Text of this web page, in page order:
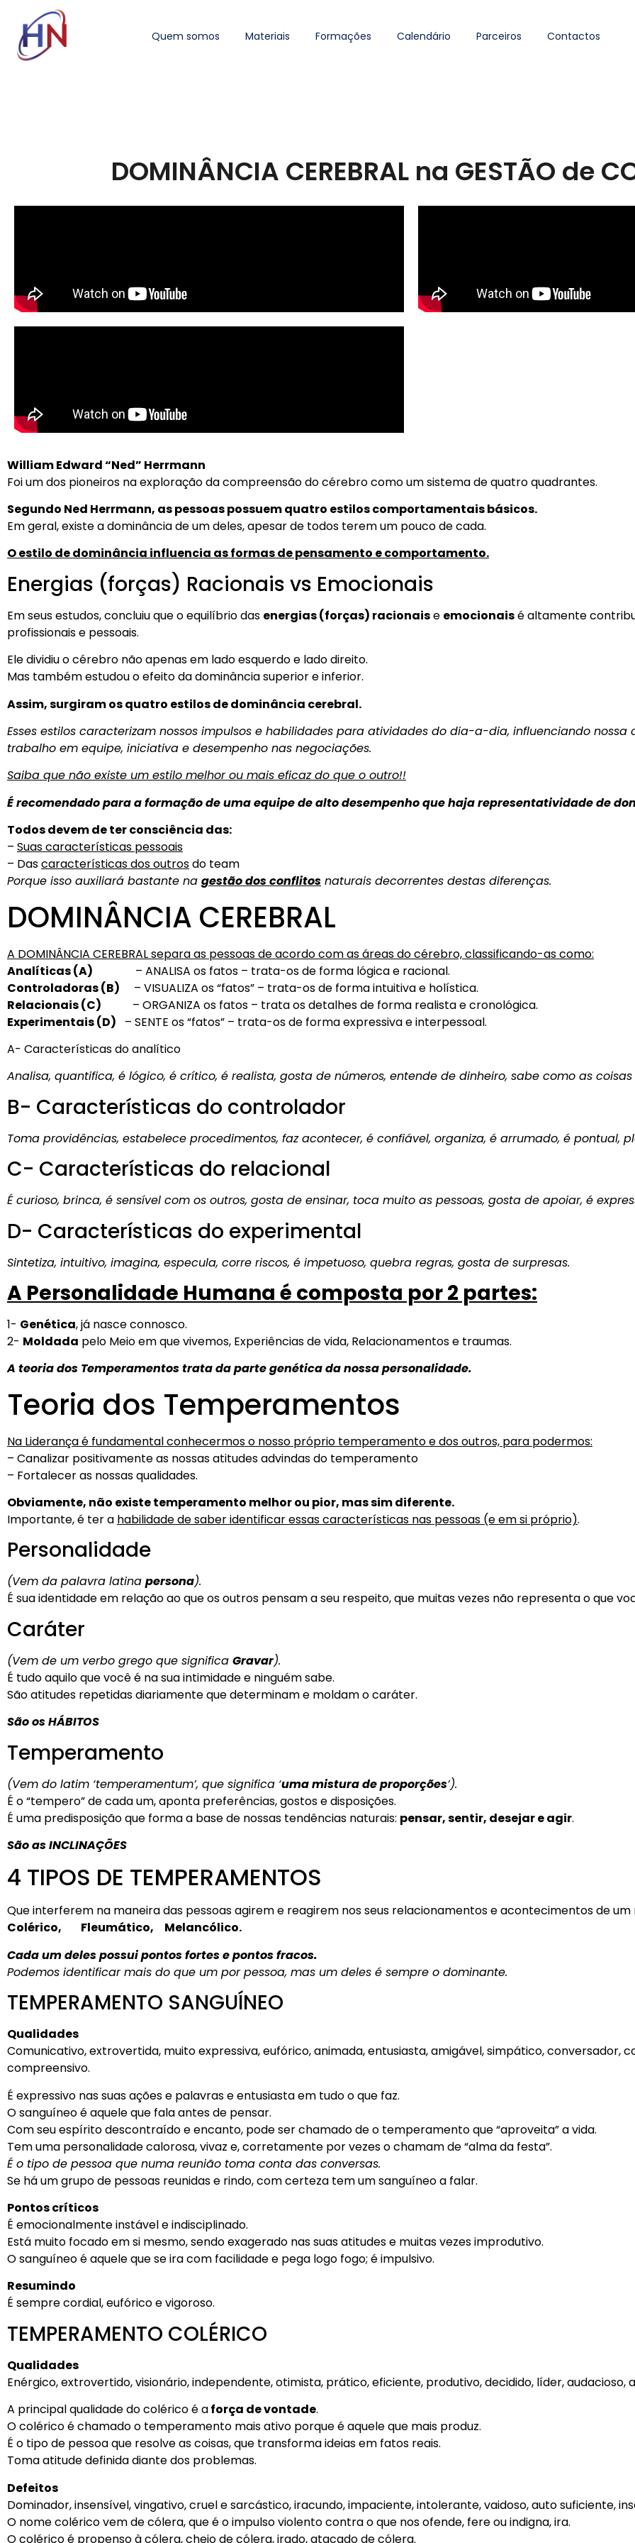
Quem somos Materiais Formações Calendário Parceiros Contactos
DOMINÂNCIA CEREBRAL na GESTÃO de
William Edward “Ned” Herrmann
Foi um dos pioneiros na exploração da compreensão do cérebro como um sistema de quatro quadrantes.
Segundo Ned Herrmann, as pessoas possuem quatro estilos comportamentais básicos.
Em geral, existe a dominância de um deles, apesar de todos terem um pouco de cada.
O estilo de dominância influencia as formas de pensamento e comportamento.
Energias (forças) Racionais vs Emocionais
Em seus estudos, concluiu que o equilíbrio das energias (forças) racionaise emocionaisé altamente
profissionais e pessoais.
Ele dividiu o cérebro não apenas em lado esquerdo e lado direito.
Mas também estudou o efeito da dominância superior e inferior.
Assim, surgiram os quatro estilos de dominância cerebral.
Esses estilos caracterizam nossos impulsos e habilidades para atividades do dia-a-dia, influenciando
trabalho em equipe, iniciativa e desempenho nas negociações.
Saiba que não existe um estilo melhor ou mais eficaz do que o outro!!
É recomendado para a formação de uma equipe de alto desempenho que haja representatividade de
Todos devem de ter consciência das:
– Suas características pessoais
– Dascaracterísticas dos outrosdo team
Porque isso auxiliará bastante na gestão dos conflitos naturais decorrentes destas diferenças.
DOMINÂNCIA CEREBRAL
A DOMINÂNCIA CEREBRAL separa as pessoas de acordo com as áreas do cérebro, classificando-as como:
Analíticas (A) – ANALISA os fatos – trata-os de forma lógica e racional.
Controladoras (B) – VISUALIZA os “fatos” – trata-os de forma intuitiva e holística.
Relacionais (C) – ORGANIZA os fatos – trata os detalhes de forma realista e cronológica.
Experimentais (D) – SENTE os “fatos” – trata-os de forma expressiva e interpessoal.
A- Características do analítico
Analisa, quantifica, é lógico, é crítico, é realista, gosta de números, entende de dinheiro, sabe como as
B- Características do controlador
Toma providências, estabelece procedimentos, faz acontecer, é confiável, organiza, é arrumado, é pontual,
C- Características do relacional
É curioso, brinca, é sensível com os outros, gosta de ensinar, toca muito as pessoas, gosta de apoiar, é
D- Características do experimental
Sintetiza, intuitivo, imagina, especula, corre riscos, é impetuoso, quebra regras, gosta de surpresas.
A Personalidade Humana é composta por 2 partes:
1- Genética, já nasce connosco.
2- Moldada pelo Meio em que vivemos, Experiências de vida, Relacionamentos e traumas.
A teoria dos Temperamentos trata da parte genética da nossa personalidade.
Teoria dos Temperamentos
Na Liderança é fundamental conhecermos o nosso próprio temperamento e dos outros, para podermos:
– Canalizar positivamente as nossas atitudes advindas do temperamento
– Fortalecer as nossas qualidades.
Obviamente, não existe temperamento melhor ou pior, mas sim diferente.
Importante, é ter a habilidade de saber identificar essas características nas pessoas (e em si próprio).
Personalidade
(Vem da palavra latina persona).
É sua identidade em relação ao que os outros pensam a seu respeito, que muitas vezes não representa o que
Caráter
(Vem de um verbo grego que significa Gravar).
É tudo aquilo que você é na sua intimidade e ninguém sabe.
São atitudes repetidas diariamente que determinam e moldam o caráter.
São os HÁBITOS
Temperamento
(Vem do latim ‘temperamentum’, que significa ‘uma mistura de proporções’).
É o “tempero” de cada um, aponta preferências, gostos e disposições.
É uma predisposição que forma a base de nossas tendências naturais: pensar, sentir, desejar e agir.
São as INCLINAÇÕES
4 TIPOS DE TEMPERAMENTOS
Que interferem na maneira das pessoas agirem e reagirem nos seus relacionamentos e acontecimentos de um
Colérico, Fleumático, Melancólico.
Cada um deles possui pontos fortes e pontos fracos.
Podemos identificar mais do que um por pessoa, mas um deles é sempre o dominante.
TEMPERAMENTO SANGUÍNEO
Qualidades
Comunicativo, extrovertida, muito expressiva, eufórico, animada, entusiasta, amigável, simpático, conversador,
compreensivo.
É expressivo nas suas ações e palavras e entusiasta em tudo o que faz.
O sanguíneo é aquele que fala antes de pensar.
Com seu espírito descontraído e encanto, pode ser chamado de o temperamento que “aproveita” a vida.
Tem uma personalidade calorosa, vivaz e, corretamente por vezes o chamam de “alma da festa”.
É o tipo de pessoa que numa reunião toma conta das conversas.
Se há um grupo de pessoas reunidas e rindo, com certeza tem um sanguíneo a falar.
Pontos críticos
É emocionalmente instável e indisciplinado.
Está muito focado em si mesmo, sendo exagerado nas suas atitudes e muitas vezes improdutivo.
O sanguíneo é aquele que se ira com facilidade e pega logo fogo; é impulsivo.
Resumindo
É sempre cordial, eufórico e vigoroso.
TEMPERAMENTO COLÉRICO
Qualidades
Enérgico, extrovertido, visionário, independente, otimista, prático, eficiente, produtivo, decidido, líder,
A principal qualidade do colérico é aforça de vontade.
O colérico é chamado o temperamento mais ativo porque é aquele que mais produz.
É o tipo de pessoa que resolve as coisas, que transforma ideias em fatos reais.
Toma atitude definida diante dos problemas.
Defeitos
Dominador, insensível, vingativo, cruel e sarcástico, iracundo, impaciente, intolerante, vaidoso, auto suficiente,
O nome colérico vem de cólera, que é o impulso violento contra o que nos ofende, fere ou indigna, ira.
O colérico é propenso à cólera, cheio de cólera, irado, atacado de cólera.